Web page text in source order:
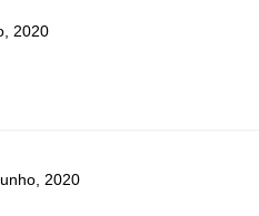
2020
2020